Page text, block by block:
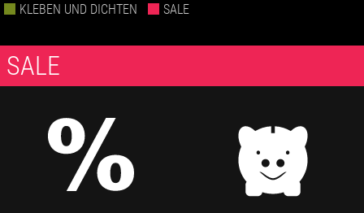
KLEBEN UND DICHTEN
SALE
SALE